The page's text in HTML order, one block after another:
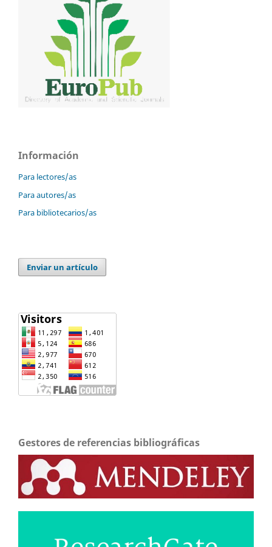
Información
Para lectores/as
Para autores/as
Para bibliotecarios/as
Enviar un artículo
Gestores de referencias bibliográficas